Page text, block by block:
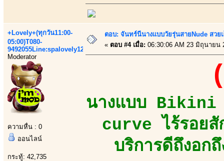
+Lovely+(ทุกวัน11:00-
05:00)T080-
9492055Line:spalovely123
Moderator
ความหื่น : 0
ออนไลน์
กระทู้: 42,735
ตอบ: จันทร์นีนางแบบวัยรุ่นสายNude สวย
« ตอบ #4 เมื่อ: 06:30:06 AM 23 มิถุนายน
นางแบบ Bikini
curve ไร้รอยสั
บริการดีถึงอก